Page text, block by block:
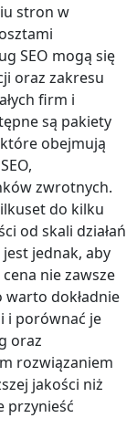
stron w
SEO mogą się
oraz zakresu
firm i
są pakiety
obejmują
zwrotnych.
do kilku
od skali działań
jednak, aby
nie zawsze
warto dokładnie
i porównać je
oraz
rozwiązaniem
jakości niż
przynieść